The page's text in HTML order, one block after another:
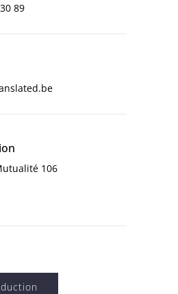
89
106